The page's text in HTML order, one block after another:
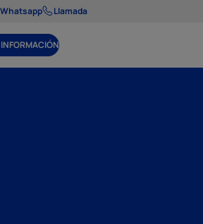
Whatsapp Llamada